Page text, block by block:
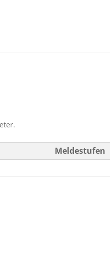
Meldestufen